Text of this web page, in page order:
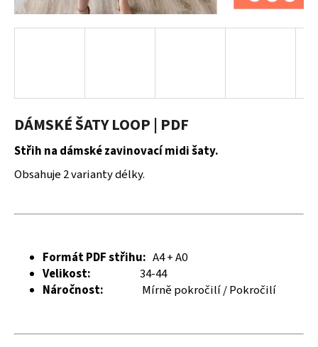
DÁMSKÉ ŠATY LOOP | PDF
Střih na dámské zavinovací midi šaty.
Obsahuje 2 varianty délky.
Formát PDF střihu: A4 + A0
Velikost: 34-44
Náročnost: Mírně pokročilí / Pokročilí
a
j
?
u